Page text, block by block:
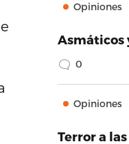
Opiniones
Asmáticos
0
Opiniones
Terror a las